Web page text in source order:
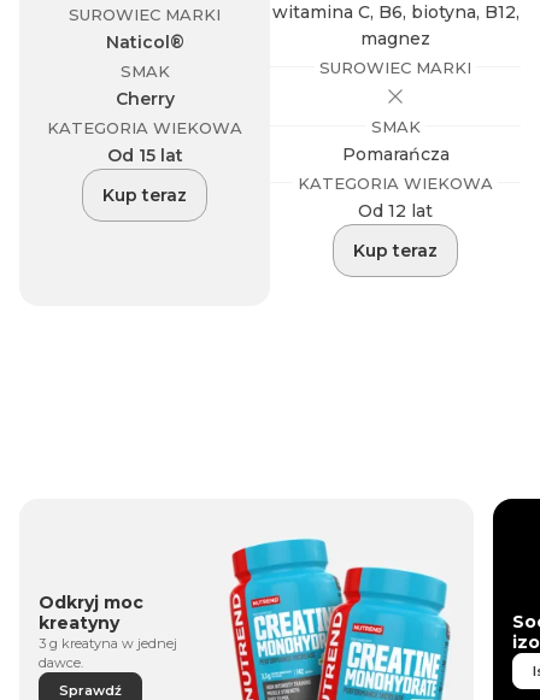
SUROWIEC MARKI
Naticol®
SMAK
Cherry
KATEGORIA WIEKOWA
Od 15 lat
Kup teraz
witamina C, B6, biotyna, B12,
magnez
SUROWIEC MARKI
SMAK
Pomarańcza
KATEGORIA WIEKOWA
Od 12 lat
Kup teraz
Odkryj moc
kreatyny
3 g kreatyna w jednej
dawce.
Sprawdź